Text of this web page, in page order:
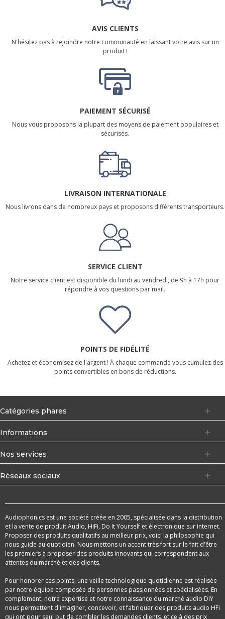
AVIS CLIENTS
N'hésitez pas à rejoindre notre communauté en laissant votre avis sur un
produit !
PAIEMENT SÉCURISÉ
Nous vous proposons la plupart des moyens de paiement populaires et
sécurisés.
LIVRAISON INTERNATIONALE
Nous livrons dans de nombreux pays et proposons différents transporteurs.
SERVICE CLIENT
Notre service client est disponible du lundi au vendredi, de 9h à 17h pour
répondre à vos questions par mail.
POINTS DE FIDÉLITÉ
Achetez et économisez de l'argent ! À chaque commande vous cumulez des
points convertibles en bons de réductions.
Catégories phares
Informations
Nos services
Réseaux sociaux
Audiophonics est une société créée en 2005, spécialisée dans la distribution
et la vente de produit Audio, HiFi, Do It Yourself et électronique sur internet.
Proposer des produits qualitatifs au meilleur prix, voici la philosophie qui
nous guide au quotidien. Nous mettons un accent très fort sur le fait d'être
les premiers à proposer des produits innovants qui correspondent aux
attentes du marché et des clients.
Pour honorer ces points, une veille technologique quotidienne est réalisée
par notre équipe composée de personnes passionnées et spécialisées. En
complément, notre expertise et notre connaissance du marché audio DIY
nous permettent d'imaginer, concevoir, et fabriquer des produits audio HFi
qui ont pour seul but de combler les demandes clients, et ce à des prix